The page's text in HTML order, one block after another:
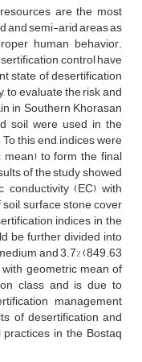
are the most
and semi-arid areas as
human behavior.
control have
state of desertification
to evaluate the risk and
in Southern Khorasan
soil were used in the
this end, indices were
to form the final
of the study showed
(EC) with
surface stone cover
indices in the
be further divided into
and 3.7% (849.63
geometric mean of
class and is due to
management
of desertification and
in the Bostaq